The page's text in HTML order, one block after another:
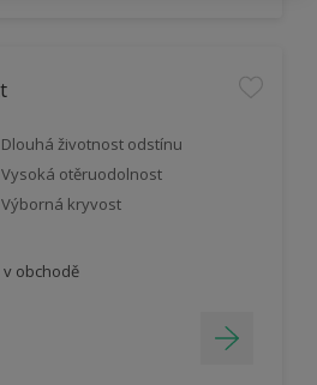
Dlouhá životnost odstínu
Vysoká otěruodolnost
Výborná kryvost
obchodě